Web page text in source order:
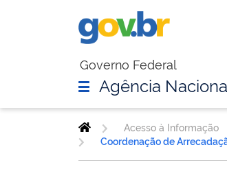
Governo Federal
Agência
Acesso à Informação